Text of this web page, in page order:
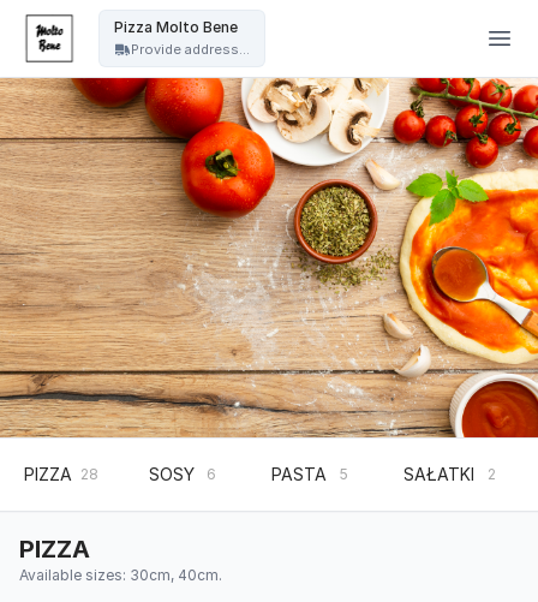
Pizza Molto Bene
Provide address...
PIZZA 28 SOSY 6 PASTA 5 SAŁATKI 2
PIZZA
Available sizes: 30cm, 40cm.